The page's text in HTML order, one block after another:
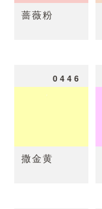
蔷薇粉
0446
撒金黄